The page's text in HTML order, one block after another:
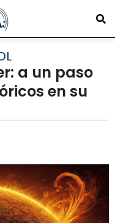
a un paso
en su